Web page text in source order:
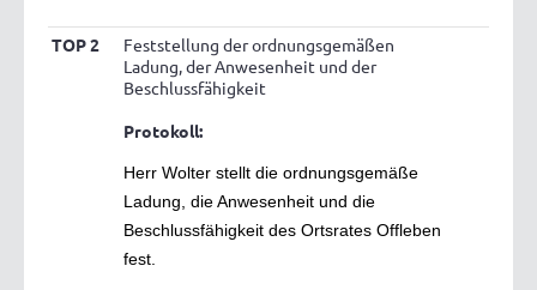
TOP 2
Feststellung der ordnungsgemäßen
Ladung, der Anwesenheit und der
Beschlussfähigkeit
Protokoll:
Herr Wolter stellt die ordnungsgemäße
Ladung, die Anwesenheit und die
Beschlussfähigkeit des Ortsrates Offleben
fest.